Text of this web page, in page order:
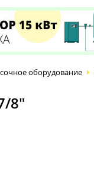
оборудование
8"